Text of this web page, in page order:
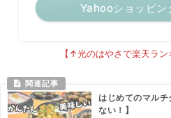
Yahooショッピン
【↑光のはやさで楽天ラン
はじめてのマル
ない！】